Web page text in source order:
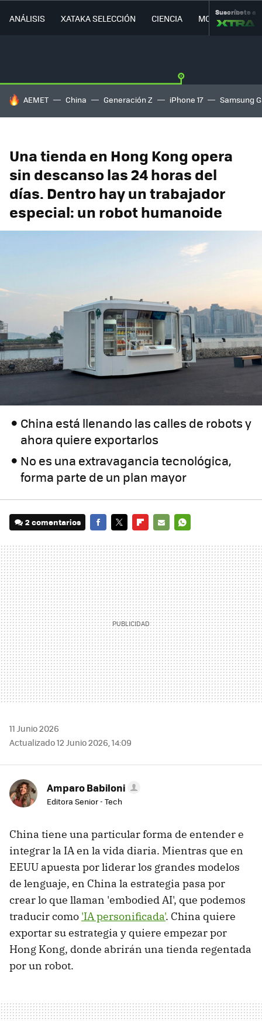
ANÁLISIS XATAKA SELECCIÓN CIENCIA MOVILIDAD
Suscríbete a
HOY SE HABLA DE
AEMET China Generación Z iPhone 17 Samsung
Una tienda en Hong Kong opera
sin descanso las 24 horas del
días. Dentro hay un trabajador
especial: un robot humanoide
China está llenando las calles de robots y
ahora quiere exportarlos
No es una extravagancia tecnológica,
forma parte de un plan mayor
2 comentarios
MAIL
11 Junio 2026
Actualizado 12 Junio 2026, 14:09
Amparo Babiloni
Editora Senior - Tech
China tiene una particular forma de entender e
integrar la IA en la vida diaria. Mientras que en
EEUU apuesta por liderar los grandes modelos
de lenguaje, en China la estrategia pasa por
crear lo que llaman 'embodied AI', que podemos
traducir como 'IA personificada'. China quiere
exportar su estrategia y quiere empezar por
Hong Kong, donde abrirán una tienda regentada
por un robot.